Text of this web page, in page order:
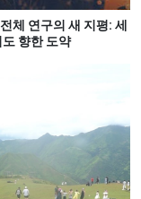
체 연구의 새 지평: 세
향한 도약